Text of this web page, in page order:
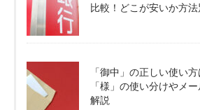
比較！どこが安いか方
「御中」の正しい使い
「様」の使い分けやメ
解説